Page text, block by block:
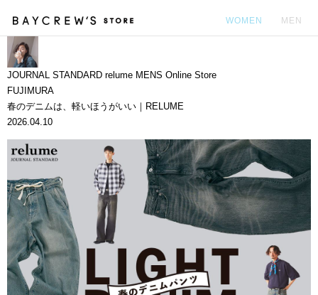
WOMEN MEN
JOURNAL STANDARD relume MENS Online Store
FUJIMURA
春のデニムは、軽いほうがいい｜RELUME
2026.04.10